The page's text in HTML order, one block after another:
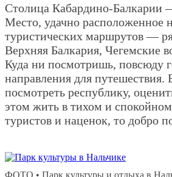
Столица Кабардино-Балкарии
Место, удачно расположенное
туристических маршрутов —
Верхняя Балкария, Чегемские
Куда ни посмотришь, повсюду
направления для путешествия.
посмотреть республику,
этом жить в тихом и спокойном
туристов и наценок, то добро